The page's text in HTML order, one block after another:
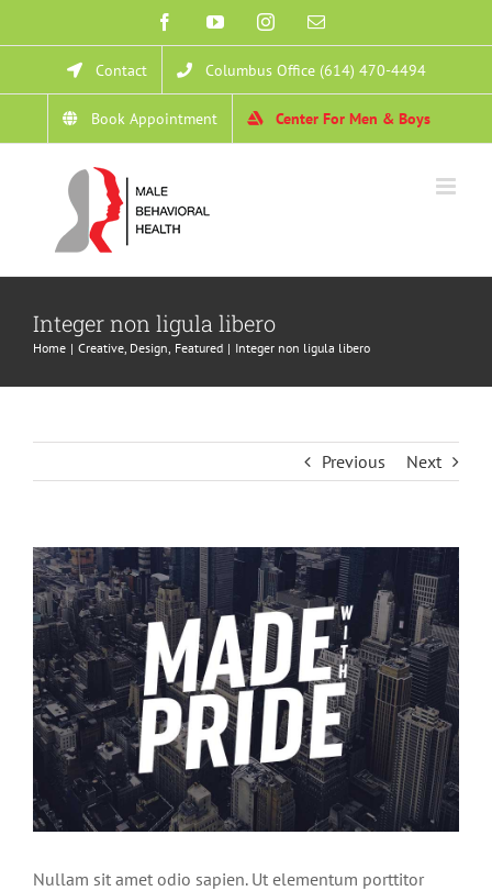
to
FacebookYouTubeInstagramEmail
Contact Columbus Office (614) 470-4494
Book Appointment Center For Men & Boys
Integer non ligula libero
Home Creative Design Featured Integer non ligula libero
Previous Next
View
Larger
Image
Nullam sit amet odio sapien. Ut elementum porttitor